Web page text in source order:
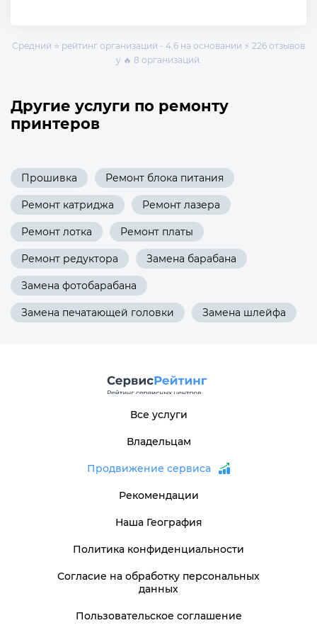
Средний ⭐ рейтинг организаций - 4.6 на основании ⚡ 226 отзывов
у 🔥 8 организаций.
Другие услуги по ремонту
принтеров
Прошивка Ремонт блока питания
Ремонт катриджа Ремонт лазера
Ремонт лотка Ремонт платы
Ремонт редуктора Замена барабана
Замена фотобарабана
Замена печатающей головки Замена шлейфа
Все услуги
Владельцам
Продвижение сервиса
Рекомендации
Наша География
Политика конфиденциальности
Согласие на обработку персональных
данных
Пользовательское соглашение